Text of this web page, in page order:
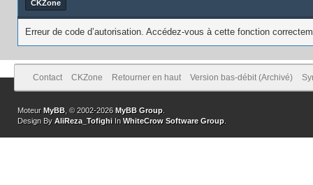
CKZone
Erreur de code d’autorisation. Accédez-vous à cette fonction
Contact CKZone Retourner en haut Version bas-débit (Archivé)
Moteur MyBB , © 2002-2026MyBB Group
Design By AliReza_Tofighi In WhiteCrow Software Group